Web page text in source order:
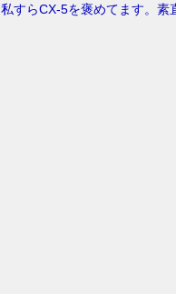
私すらCX-5を褒めてます。素